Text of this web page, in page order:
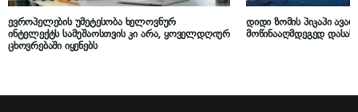
ევროპელების უმეტესობა ხელოვნურ
ინტელექტს სამუშაოსთვის კი არა, ყოველდღიურ
ცხოვრებაში იყენებს
დიდი ზომის პიკაპი
მოწინააღმდეგედ